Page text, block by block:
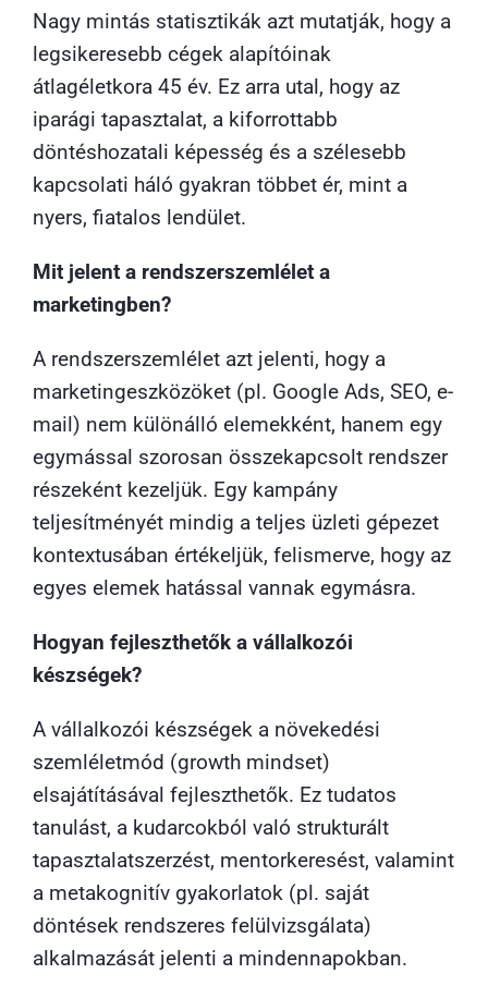
Nagy mintás statisztikák azt mutatják, hogy a
legsikeresebb cégek alapítóinak
átlagéletkora 45 év. Ez arra utal, hogy az
iparági tapasztalat, a kiforrottabb
döntéshozatali képesség és a szélesebb
kapcsolati háló gyakran többet ér, mint a
nyers, fiatalos lendület.
Mit jelent a rendszerszemlélet a
marketingben?
A rendszerszemlélet azt jelenti, hogy a
marketingeszközöket (pl. Google Ads, SEO, e-
mail) nem különálló elemekként, hanem egy
egymással szorosan összekapcsolt rendszer
részeként kezeljük. Egy kampány
teljesítményét mindig a teljes üzleti gépezet
kontextusában értékeljük, felismerve, hogy az
egyes elemek hatással vannak egymásra.
Hogyan fejleszthetők a vállalkozói
készségek?
A vállalkozói készségek a növekedési
szemléletmód (growth mindset)
elsajátításával fejleszthetők. Ez tudatos
tanulást, a kudarcokból való strukturált
tapasztalatszerzést, mentorkeresést, valamint
a metakognitív gyakorlatok (pl. saját
döntések rendszeres felülvizsgálata)
alkalmazását jelenti a mindennapokban.